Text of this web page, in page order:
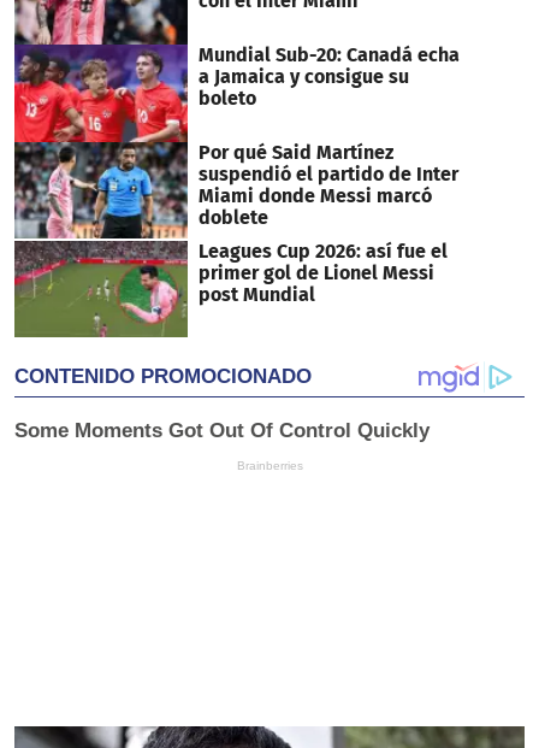
Mundial Sub-20: Canadá echa
a Jamaica y consigue su
boleto
Por qué Said Martínez
suspendió el partido de Inter
Miami donde Messi marcó
doblete
Leagues Cup 2026: así fue el
primer gol de Lionel Messi
post Mundial